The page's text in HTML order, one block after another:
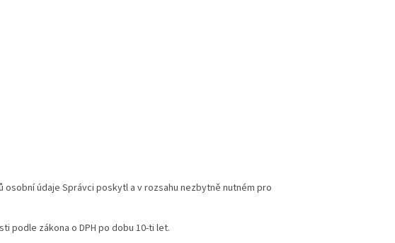
údaje Správci poskytl a v rozsahu nezbytně nutném pro
podle zákona o DPH po dobu 10-ti let.